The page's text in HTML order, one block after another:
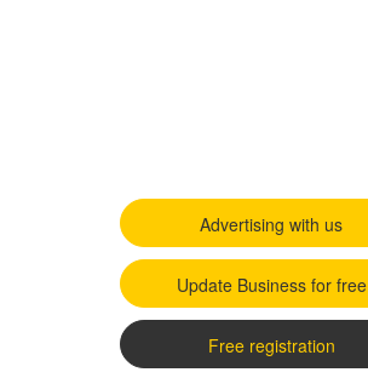
Advertising with us
Update Business for free
Free registration